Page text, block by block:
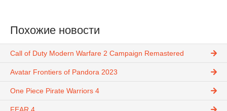
Похожие новости
Call of Duty Modern Warfare 2 Campaign Remastered
Avatar Frontiers of Pandora 2023
One Piece Pirate Warriors 4